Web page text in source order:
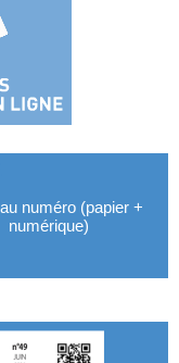
numéro (papier +
numérique)